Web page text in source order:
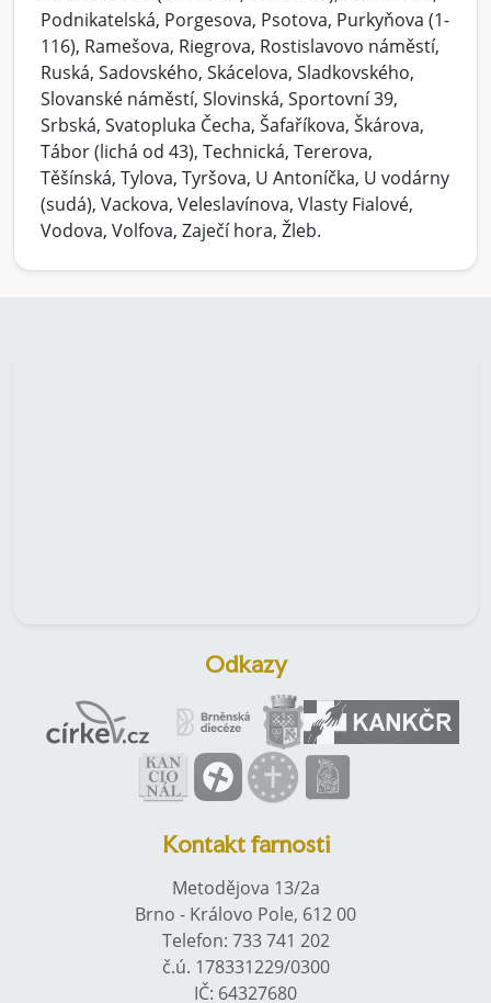
Podnikatelská, Porgesova, Psotova, Purkyňova (1-
116), Ramešova, Riegrova, Rostislavovo náměstí,
Ruská, Sadovského, Skácelova, Sladkovského,
Slovanské náměstí, Slovinská, Sportovní 39,
Srbská, Svatopluka Čecha, Šafaříkova, Škárova,
Tábor (lichá od 43), Technická, Tererova,
Těšínská, Tylova, Tyršova, U Antoníčka, U vodárny
(sudá), Vackova, Veleslavínova, Vlasty Fialové,
Vodova, Volfova, Zaječí hora, Žleb.
Odkazy
Kontakt farnosti
Metodějova 13/2a
Brno - Královo Pole, 612 00
Telefon: 733 741 202
č.ú. 178331229/0300
IČ: 64327680